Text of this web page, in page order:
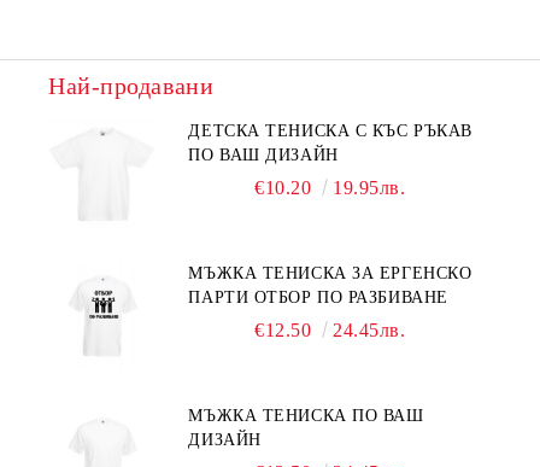
Най-продавани
ДЕТСКА ТЕНИСКА С КЪС РЪКАВ
ПО ВАШ ДИЗАЙН
€10.20 19.95лв.
МЪЖКА ТЕНИСКА ЗА ЕРГЕНСКО
ПАРТИ ОТБОР ПО РАЗБИВАНЕ
€12.50 24.45лв.
МЪЖКА ТЕНИСКА ПО ВАШ
ДИЗАЙН